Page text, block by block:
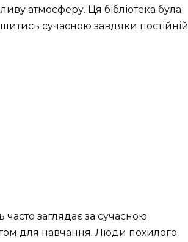
атмосферу. Ця бібліотека була
сучасною завдяки постійній
заглядає за сучасною
для навчання. Люди похилого